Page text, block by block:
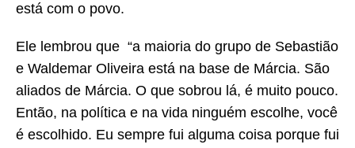
está com o povo.
Ele lembrou que “a maioria do grupo de Sebastião
e Waldemar Oliveira está na base de Márcia. São
aliados de Márcia. O que sobrou lá, é muito pouco.
Então, na política e na vida ninguém escolhe, você
é escolhido. Eu sempre fui alguma coisa porque fui